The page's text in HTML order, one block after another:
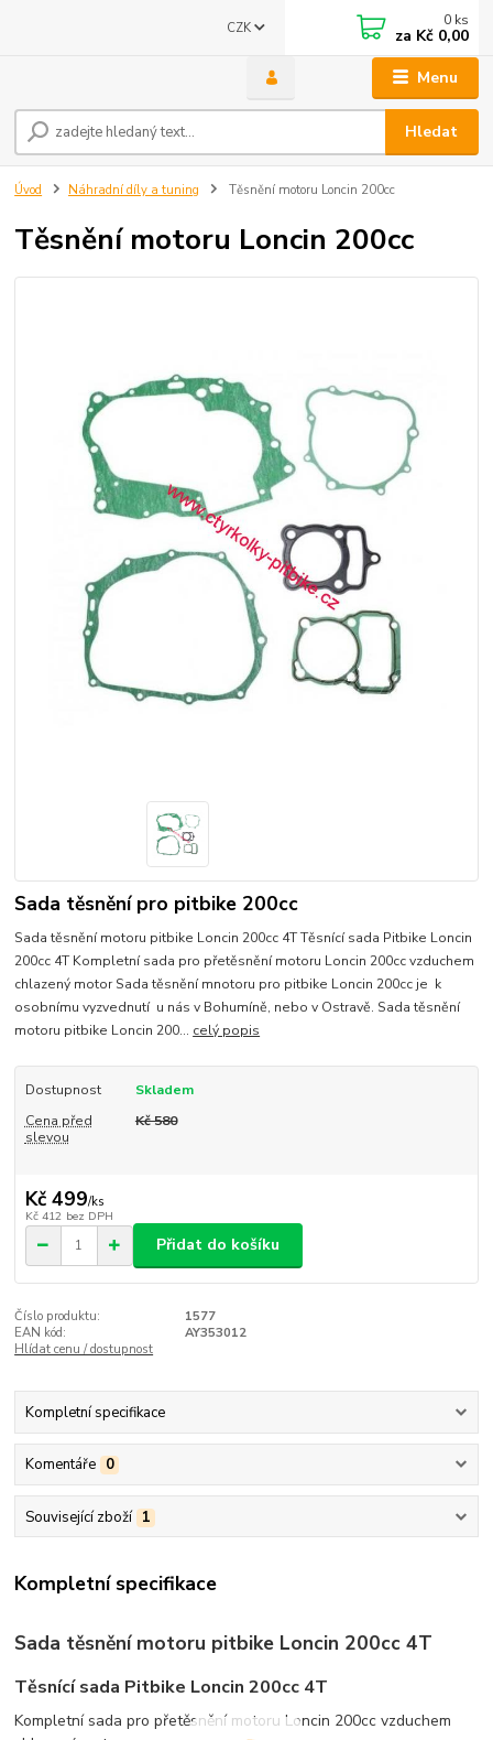
Menu
CZK
Hledat
0 ks
za Kč 0,00
Úvod Náhradní díly a tuning Těsnění motoru Loncin 200cc
Těsnění motoru Loncin 200cc
Sada těsnění pro pitbike 200cc
Sada těsnění motoru pitbike Loncin 200cc 4T Těsnící sada Pitbike Loncin
200cc 4T Kompletní sada pro přetěsnění motoru Loncin 200cc vzduchem
chlazený motor Sada těsnění mnotoru pro pitbike Loncin 200cc je k
osobnímu vyzvednutí u nás v Bohumíně, nebo v Ostravě. Sada těsnění
motoru pitbike Loncin 200... celý popis
Dostupnost
Skladem
Cena před
slevou
Kč 580
Kč 499/ks
Kč 412 bez DPH
Přidat do košíku
Číslo produktu:
1577
EAN kód:
AY353012
Hlídat cenu / dostupnost
Kompletní specifikace
Komentáře 0
Související zboží 1
Kompletní specifikace
Sada těsnění motoru pitbike Loncin 200cc 4T
Těsnící sada Pitbike Loncin 200cc 4T
Kompletní sada pro přetěsnění motoru Loncin 200cc vzduchem